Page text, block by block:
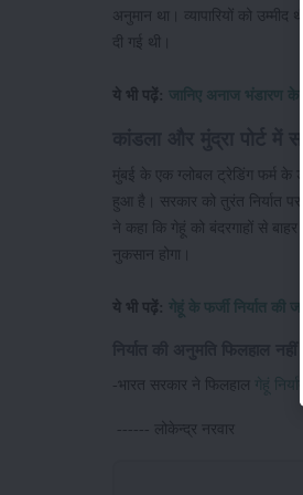
अनुमान था। व्यापारियों को
दी गई थी।
ये भी पढ़ें: जानिए अनाज भंडारण के
कांडला और मुंद्रा पोर्ट में
मुंबई के एक ग्लोबल ट्रेडिंग फर्म के
हुआ है। सरकार को तुरंत निर्यात
ने कहा कि गेहूं को बंदरगाहों से
नुकसान होगा।
ये भी पढ़ें: गेहूं के फर्जी निर्यात की
-भारत सरकार ने फिलहाल गेहूं
------ लोकेन्द्र नरवार